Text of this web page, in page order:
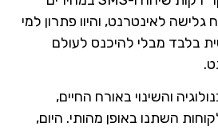
גלישה לאינטרנט, והיוו פתרון למי
בלבד מבלי להיכנס לעולם
והשינוי באורח החיים,
השתנו באופן מהותי. היום,